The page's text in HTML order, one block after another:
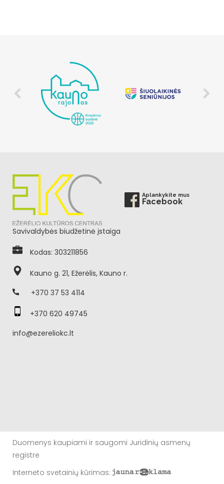
Aplankykite mus
Facebook
Savivaldybės biudžetinė įstaiga
Kodas: 303211856
Kauno g. 21, Ežerėlis, Kauno r.
+370 37 53 4114
+370 620 49745
info@ezereliokc.lt
Duomenys kaupiami ir saugomi Juridinių asmenų
registre
Interneto svetainių kūrimas: